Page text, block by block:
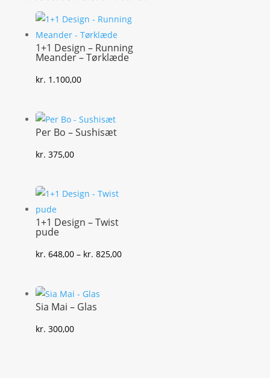
1+1 Design – Running
Meander – Tørklæde
kr. 1.100,00
Per Bo – Sushisæt
kr. 375,00
1+1 Design – Twist
pude
kr. 648,00 – kr. 825,00Prisinterval:
Sia Mai – Glas
kr. 300,00